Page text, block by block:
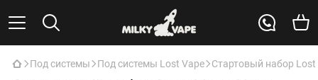
Под системы Под системы Lost Vape Стартовый набор Lost